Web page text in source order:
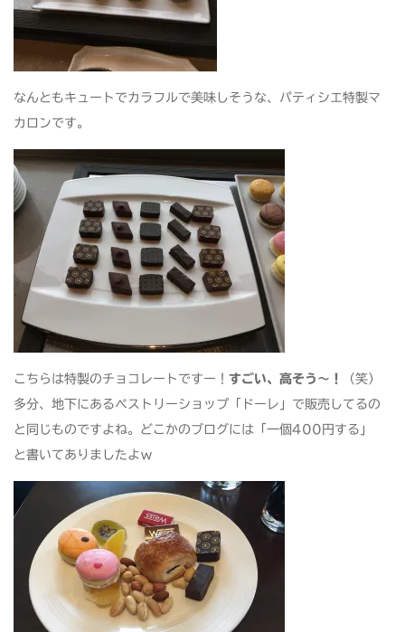
なんともキュートでカラフルで美味しそうな、パティシエ特製マ
カロンです。
こちらは特製のチョコレートですー！ すごい、高そう～！
（笑）
多分、地下にあるペストリーショップ「ドーレ」で販売してるの
と同じものですよね。どこかのブログには「一個400円する」
と書いてありましたよｗ